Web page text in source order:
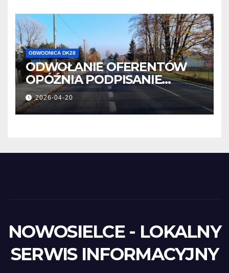
OBWODNICA DK28
ODWOŁANIE OFERENTÓW
OPÓŹNIA PODPISANIE
UMOWY
2026-04-20
NOWOSIELCE - LOKALNY
SERWIS INFORMACYJNY